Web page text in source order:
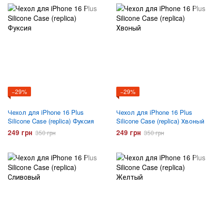
−29%
Чехол для iPhone 16 Plus
Silicone Case (replica) Фуксия
249 грн 350 грн
−29%
Чехол для iPhone 16 Plus
Silicone Case (replica) Хвоный
249 грн 350 грн